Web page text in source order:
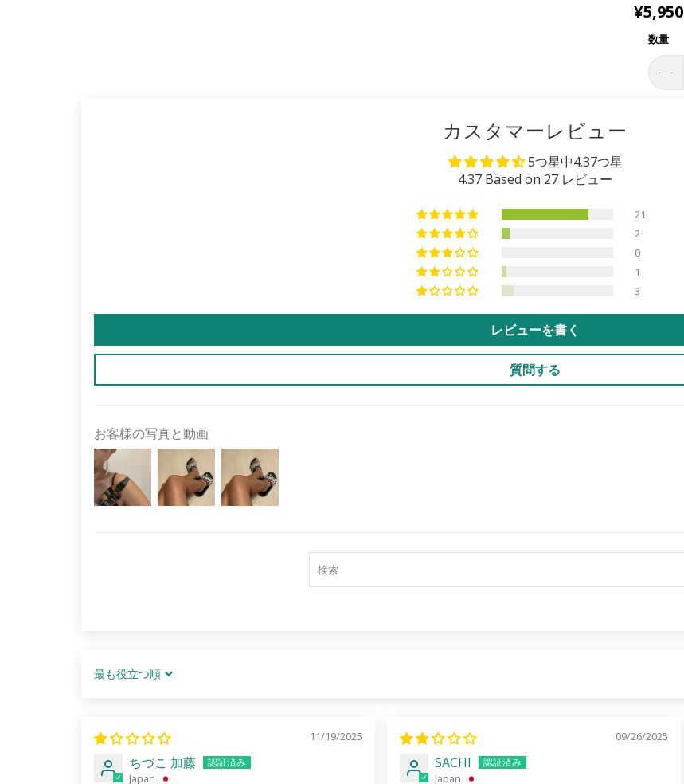
¥5,950
数量
カスタマーレビュー
5つ星中4.37つ星
4.37 Based on 27 レビュー
21
2
0
1
3
レビューを書く
質問する
お客様の写真と動画
Sort by
11/19/2025
ちづこ 加藤
Japan
09/26/2025
SACHI
Japan